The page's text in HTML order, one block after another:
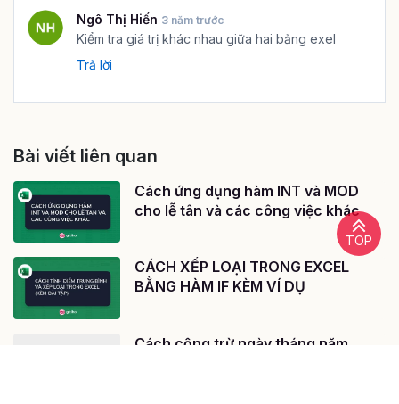
Ngô Thị Hiến 3 năm trước
Kiểm tra giá trị khác nhau giữa hai bảng exel
Trả lời
Bài viết liên quan
Cách ứng dụng hàm INT và MOD
cho lễ tân và các công việc khác
CÁCH XẾP LOẠI TRONG EXCEL
BẰNG HÀM IF KÈM VÍ DỤ
Cách cộng trừ ngày tháng năm
TOP